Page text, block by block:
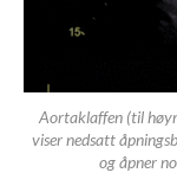
Aortaklaffen (til
viser nedsatt
og åpner